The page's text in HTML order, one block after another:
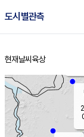
도시별관측
홈
현재날씨 육상